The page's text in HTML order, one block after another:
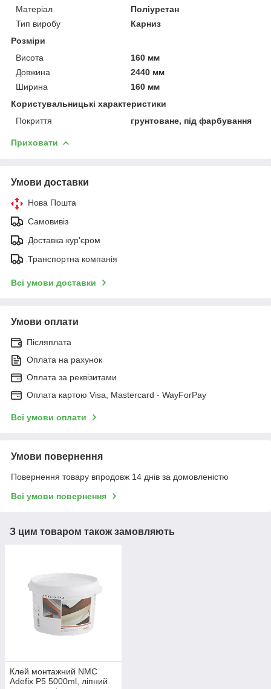
Матеріал
Поліуретан
Тип виробу
Карниз
Розміри
Висота
160 мм
Довжина
2440 мм
Ширина
160 мм
Користувальницькі характеристики
Покриття
грунтоване, під фарбування
Приховати
Умови доставки
Нова Пошта
Самовивіз
Доставка кур'єром
Транспортна компанія
Всі умови доставки
Умови оплати
Післяплата
Оплата на рахунок
Оплата за реквізитами
Оплата картою Visa, Mastercard - WayForPay
Всі умови оплати
Умови повернення
Повернення товару впродовж 14 днів за домовленістю
Всі умови повернення
З цим товаром також замовляють
Клей монтажний NMC
Adefix P5 5000ml, ліпний